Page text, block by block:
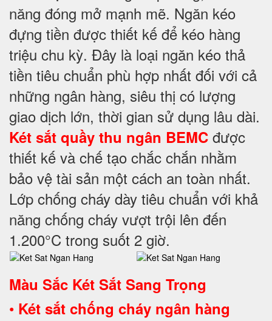
năng đóng mở mạnh mẽ. Ngăn kéo
đựng tiền được thiết kế để kéo hàng
triệu chu kỳ. Đây là loại ngăn kéo thả
tiền tiêu chuẩn phù hợp nhất đối với cả
những ngân hàng, siêu thị có lượng
giao dịch lớn, thời gian sử dụng lâu dài.
Két sắt quầy thu ngân BEMC được
thiết kế và chế tạo chắc chắn nhằm
bảo vệ tài sản một cách an toàn nhất.
Lớp chống cháy dày tiêu chuẩn với khả
năng chống cháy vượt trội lên đến
1.200°C trong suốt 2 giờ.
Màu Sắc Két Sắt Sang Trọng
• Két sắt chống cháy ngân hàng